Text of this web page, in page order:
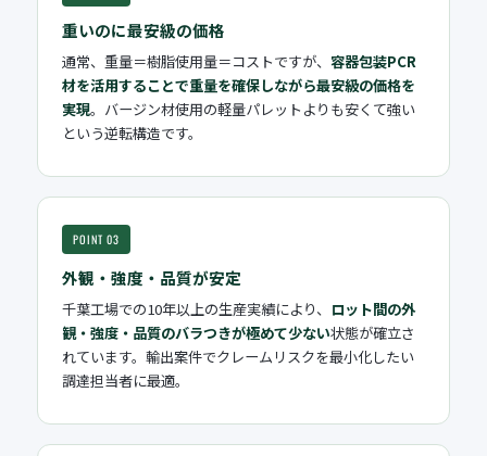
重いのに最安級の価格
通常、重量＝樹脂使用量＝コストですが、 容器包装PCR
材を活用することで重量を確保しながら最安級の価格を
実現。バージン材使用の軽量パレットよりも安くて強い
という逆転構造です。
POINT 03
外観・強度・品質が安定
千葉工場での10年以上の生産実績により、 ロット間の外
観・強度・品質のバラつきが極めて少ない状態が確立さ
れています。輸出案件でクレームリスクを最小化したい
調達担当者に最適。